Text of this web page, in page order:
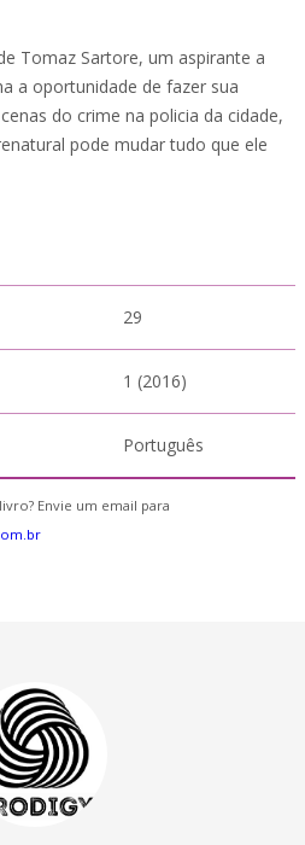
Tomaz Sartore, um aspirante a
a oportunidade de fazer sua
do crime na policia da cidade,
pode mudar tudo que ele
29
1 (2016)
Português
Envie um email para